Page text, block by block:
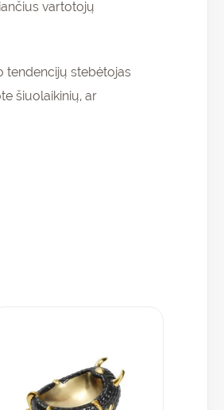
vartotojų
tendencijų stebėtojas
šiuolaikinių, ar